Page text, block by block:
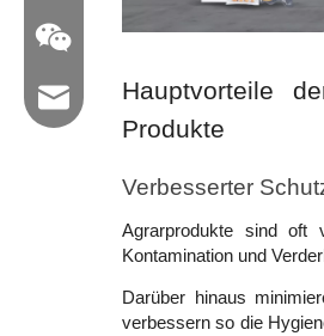
Hauptvorteile
Produkte
Verbesserter
Agrarprodukte sind oft
Kontamination und
Darüber hinaus
verbessern so die
Wechat
E -Mail: hl@hualian.biz